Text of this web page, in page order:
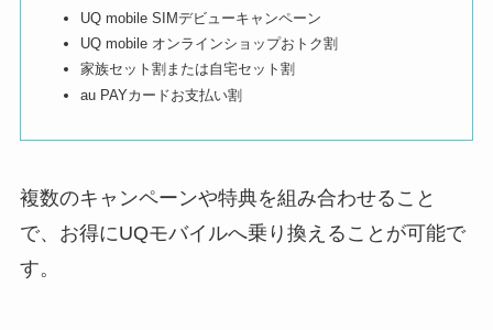
UQ mobile SIMデビューキャンペーン
UQ mobile オンラインショップおトク割
家族セット割または自宅セット割
au PAYカードお支払い割
複数のキャンペーンや特典を組み合わせること
で、お得にUQモバイルへ乗り換えることが可能で
す。